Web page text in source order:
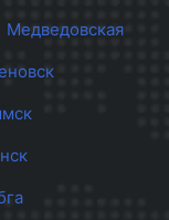
Медведовская